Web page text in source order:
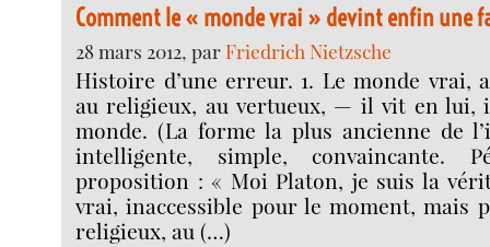
Comment le « monde vrai » devint enfin une
28 mars 2012, parFriedrich Nietzsche
Histoire d’une erreur. 1. Le monde vrai,
au religieux, au vertueux, — il vit en lui,
monde. (La forme la plus ancienne de
intelligente, simple, convaincante.
proposition : « Moi Platon, je suis la
vrai, inaccessible pour le moment, mais
religieux, au (…)